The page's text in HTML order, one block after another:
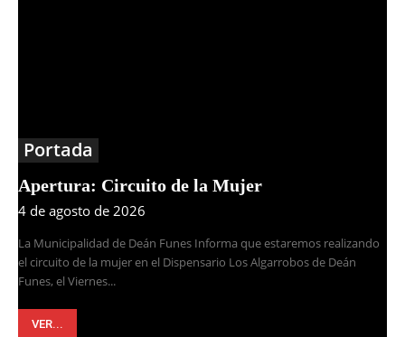
Portada
Apertura: Circuito de la Mujer
4 de agosto de 2026
La Municipalidad de Deán Funes Informa que estaremos realizando
el circuito de la mujer en el Dispensario Los Algarrobos de Deán
Funes, el Viernes...
VER...